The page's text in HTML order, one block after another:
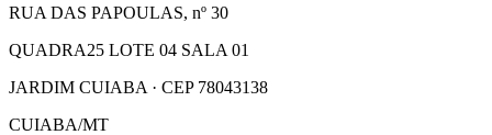
RUA DAS PAPOULAS, nº 30
QUADRA25 LOTE 04 SALA 01
JARDIM CUIABA · CEP 78043138
CUIABA/MT